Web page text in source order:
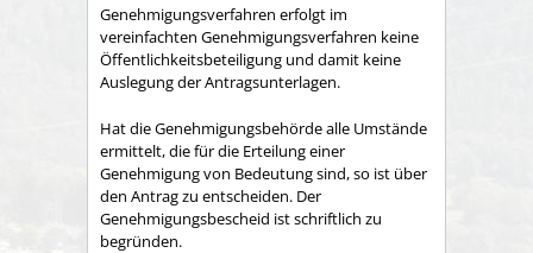
Genehmigungsverfahren erfolgt im
vereinfachten Genehmigungsverfahren keine
Öffentlichkeitsbeteiligung und damit keine
Auslegung der Antragsunterlagen.
Hat die Genehmigungsbehörde alle Umstände
ermittelt, die für die Erteilung einer
Genehmigung von Bedeutung sind, so ist über
den Antrag zu entscheiden. Der
Genehmigungsbescheid ist schriftlich zu
begründen.